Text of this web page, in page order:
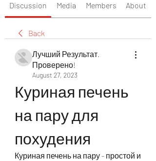
Discussion Media Members About
Back
Лучший Результат.
Проверено!
August 27, 2023
Куриная печень
на пару для
похудения
Куриная печень на пару - простой и